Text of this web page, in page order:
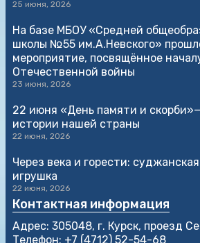
25 июня, 2026
На базе МБОУ «Средней
школы №55 им.А.Невского»
мероприятие, посвящённое
Отечественной войны
23 июня, 2026
22 июня «День памяти и
истории нашей страны
22 июня, 2026
Через века и горести:
игрушка
22 июня, 2026
Контактная информация
Адрес: 305048, г. Курск, проезд
Телефон: +7 (4712) 52-54-68